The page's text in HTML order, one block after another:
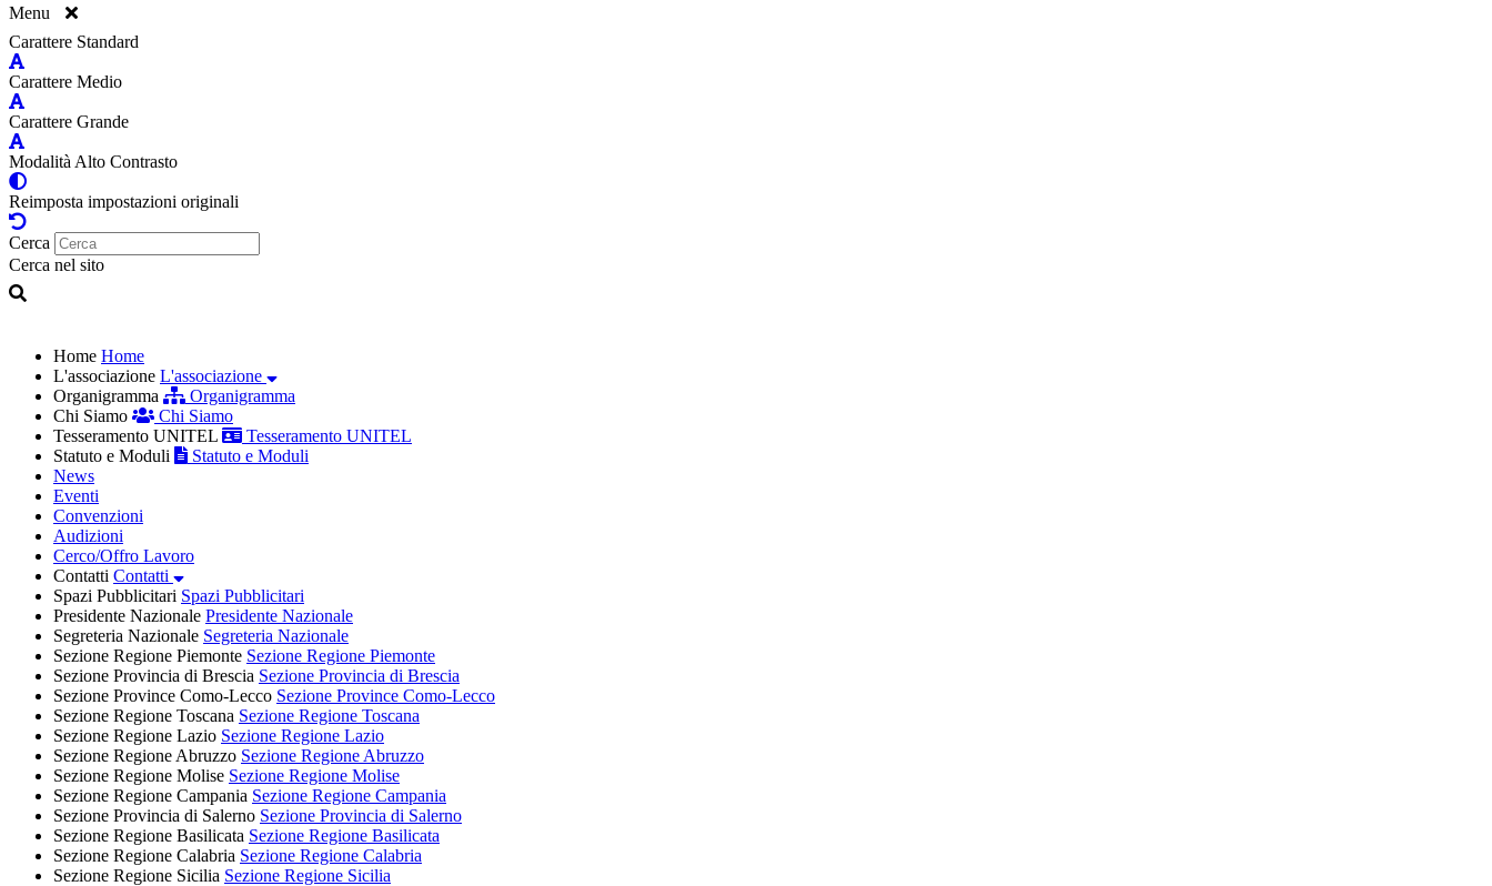
Menu
Carattere Standard
Carattere Medio
Carattere Grande
Modalità Alto Contrasto
Reimposta impostazioni originali
Cerca
Cerca nel sito
Home Home
L'associazione L'associazione
Organigramma
Organigramma
Chi Siamo
Chi Siamo
Tesseramento UNITEL
Tesseramento UNITEL
Statuto e Moduli
Statuto e Moduli
News
Eventi
Convenzioni
Audizioni
Cerco/Offro Lavoro
Contatti Contatti
Spazi Pubblicitari Spazi Pubblicitari
Presidente Nazionale Presidente Nazionale
Segreteria Nazionale Segreteria Nazionale
Sezione Regione Piemonte Sezione Regione Piemonte
Sezione Provincia di Brescia Sezione Provincia di Brescia
Sezione Province Como-Lecco Sezione Province Como-Lecco
Sezione Regione Toscana Sezione Regione Toscana
Sezione Regione Lazio Sezione Regione Lazio
Sezione Regione Abruzzo Sezione Regione Abruzzo
Sezione Regione Molise Sezione Regione Molise
Sezione Regione Campania Sezione Regione Campania
Sezione Provincia di Salerno Sezione Provincia di Salerno
Sezione Regione Basilicata Sezione Regione Basilicata
Sezione Regione Calabria Sezione Regione Calabria
Sezione Regione Sicilia Sezione Regione Sicilia